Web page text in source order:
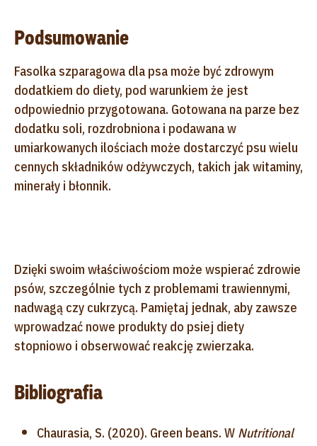
Podsumowanie
Fasolka szparagowa dla psa może być zdrowym
dodatkiem do diety, pod warunkiem że jest
odpowiednio przygotowana. Gotowana na parze bez
dodatku soli, rozdrobniona i podawana w
umiarkowanych ilościach może dostarczyć psu wielu
cennych składników odżywczych, takich jak witaminy,
minerały i błonnik.
Dzięki swoim właściwościom może wspierać zdrowie
psów, szczególnie tych z problemami trawiennymi,
nadwagą czy cukrzycą. Pamiętaj jednak, aby zawsze
wprowadzać nowe produkty do psiej diety
stopniowo i obserwować reakcję zwierzaka.
Bibliografia
Chaurasia, S. (2020). Green beans. W Nutritional